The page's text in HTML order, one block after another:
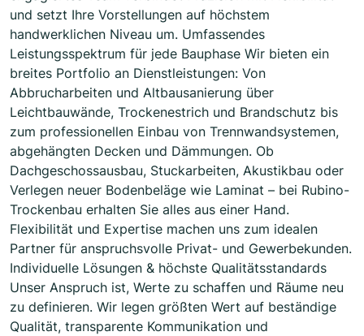
und setzt Ihre Vorstellungen auf höchstem
handwerklichen Niveau um. Umfassendes
Leistungsspektrum für jede Bauphase Wir bieten ein
breites Portfolio an Dienstleistungen: Von
Abbrucharbeiten und Altbausanierung über
Leichtbauwände, Trockenestrich und Brandschutz bis
zum professionellen Einbau von Trennwandsystemen,
abgehängten Decken und Dämmungen. Ob
Dachgeschossausbau, Stuckarbeiten, Akustikbau oder
Verlegen neuer Bodenbeläge wie Laminat – bei Rubino-
Trockenbau erhalten Sie alles aus einer Hand.
Flexibilität und Expertise machen uns zum idealen
Partner für anspruchsvolle Privat- und Gewerbekunden.
Individuelle Lösungen & höchste Qualitätsstandards
Unser Anspruch ist, Werte zu schaffen und Räume neu
zu definieren. Wir legen größten Wert auf beständige
Qualität, transparente Kommunikation und